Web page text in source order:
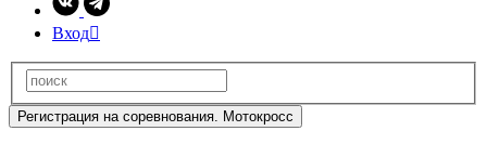
Вход
Регистрация на соревнования. Мотокросс